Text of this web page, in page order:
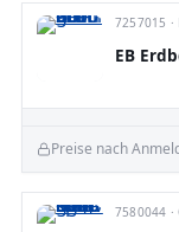
7257015 ·
EB
Preise nach
7580044 ·